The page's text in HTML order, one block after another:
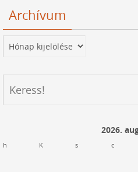
Archívum
Archívum
2026.
h K s c